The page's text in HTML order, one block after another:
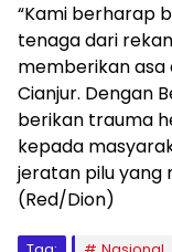
“Kami berharap
tenaga dari
memberikan
Cianjur. Dengan
berikan trauma
kepada
jeratan pilu yang
(Red/Dion)